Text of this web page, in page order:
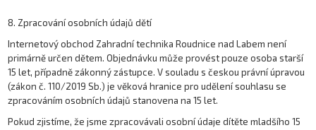
8. Zpracování osobních údajů dětí
Internetový obchod Zahradní technika Roudnice nad Labem není
primárně určen dětem. Objednávku může provést pouze osoba starší
15 let, případně zákonný zástupce. V souladu s českou právní úpravou
(zákon č. 110/2019 Sb.) je věková hranice pro udělení souhlasu se
zpracováním osobních údajů stanovena na 15 let.
Pokud zjistíme, že jsme zpracovávali osobní údaje dítěte mladšího 15